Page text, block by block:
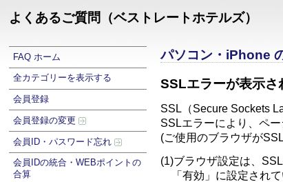
よくあるご質問（ベストレートホテルズ）
FAQ ホーム
全カテゴリーを表示する
会員登録
会員登録の変更
会員ID・パスワード忘れ
会員IDの統合・WEBポイントの
合算
パソコン・iPhone
SSLエラーが表示さ
SSL（Secure Sockets
SSLエラーにより、ペ
(ご使用のブラウザが
(1)ブラウザ設定は、
「有効」に設定されて